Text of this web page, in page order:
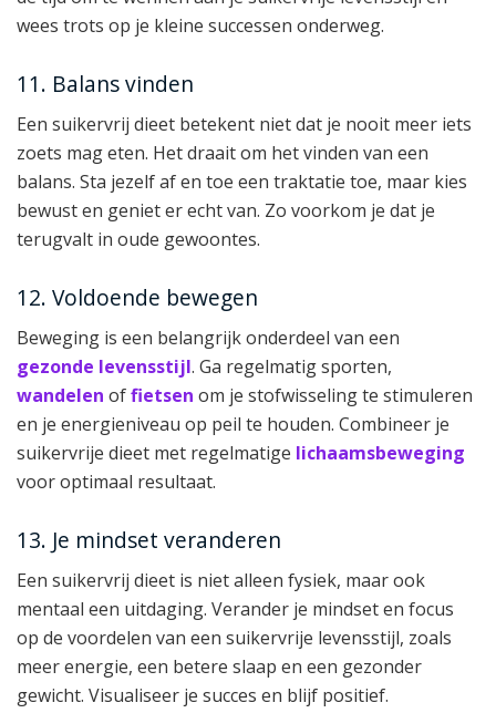
wees trots op je kleine successen onderweg.
11. Balans vinden
Een suikervrij dieet betekent niet dat je nooit meer iets
zoets mag eten. Het draait om het vinden van een
balans. Sta jezelf af en toe een traktatie toe, maar kies
bewust en geniet er echt van. Zo voorkom je dat je
terugvalt in oude gewoontes.
12. Voldoende bewegen
Beweging is een belangrijk onderdeel van een
gezonde levensstijl. Ga regelmatig sporten,
wandelen offietsen om je stofwisseling te stimuleren
en je energieniveau op peil te houden. Combineer je
suikervrije dieet met regelmatige lichaamsbeweging
voor optimaal resultaat.
13. Je mindset veranderen
Een suikervrij dieet is niet alleen fysiek, maar ook
mentaal een uitdaging. Verander je mindset en focus
op de voordelen van een suikervrije levensstijl, zoals
meer energie, een betere slaap en een gezonder
gewicht. Visualiseer je succes en blijf positief.